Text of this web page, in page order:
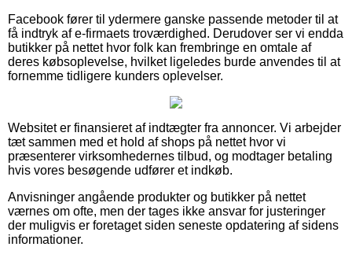
Facebook fører til ydermere ganske passende metoder til at
få indtryk af e-firmaets troværdighed. Derudover ser vi endda
butikker på nettet hvor folk kan frembringe en omtale af
deres købsoplevelse, hvilket ligeledes burde anvendes til at
fornemme tidligere kunders oplevelser.
Websitet er finansieret af indtægter fra annoncer. Vi arbejder
tæt sammen med et hold af shops på nettet hvor vi
præsenterer virksomhedernes tilbud, og modtager betaling
hvis vores besøgende udfører et indkøb.
Anvisninger angående produkter og butikker på nettet
værnes om ofte, men der tages ikke ansvar for justeringer
der muligvis er foretaget siden seneste opdatering af sidens
informationer.